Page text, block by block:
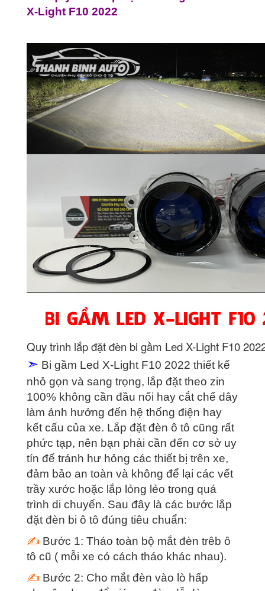
X-Light F10 2022
Quy trình lắp đặt đèn bi gầm Led X-Light F10
➣ Bi gầm Led X-Light F10 2022 thiết kế
nhỏ gọn và sang trọng, lắp đặt theo zin
100% không cần đầu nối hay cắt chế dây
làm ảnh hưởng đến hệ thống điện hay
kết cấu của xe. Lắp đặt đèn ô tô cũng rất
phức tạp, nên bạn phải cần đến cơ sở uy
tín để tránh hư hỏng các thiết bị trên xe,
đảm bảo an toàn và không để lại các vết
trầy xước hoặc lắp lỏng lẻo trong quá
trình di chuyển. Sau đây là các bước lắp
đặt đèn bi ô tô đúng tiêu chuẩn:
✍ Bước 1: Tháo toàn bộ mắt đèn trêb ô
tô cũ ( mỗi xe có cách tháo khác nhau).
✍ Bước 2: Cho mắt đèn vào lò hấp